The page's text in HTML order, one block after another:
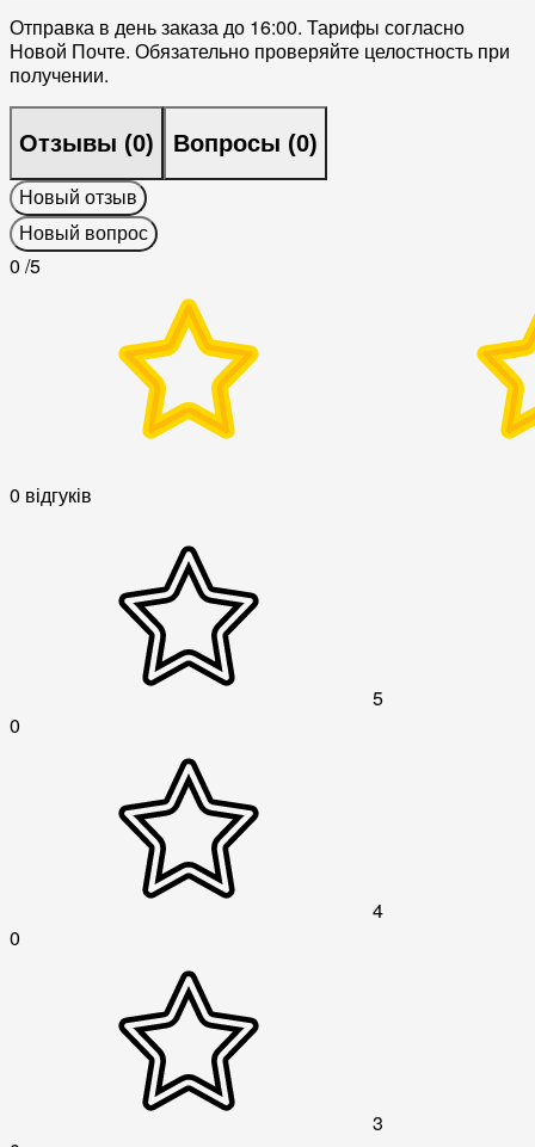
Отправка в день заказа до 16:00. Тарифы согласно
Новой Почте. Обязательно проверяйте целостность при
получении.
Отзывы (0) Вопросы (0)
Новый отзыв
Новый вопрос
0 /5
0 відгуків
5
0
4
0
3